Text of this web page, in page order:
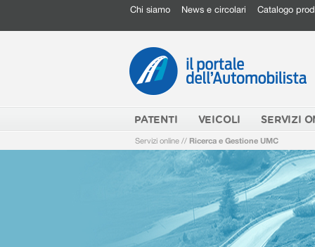
Chi siamo News e circolari Catalogo
PATENTI VEICOLI SERVIZI
Servizi online // Ricerca e Gestione UMC